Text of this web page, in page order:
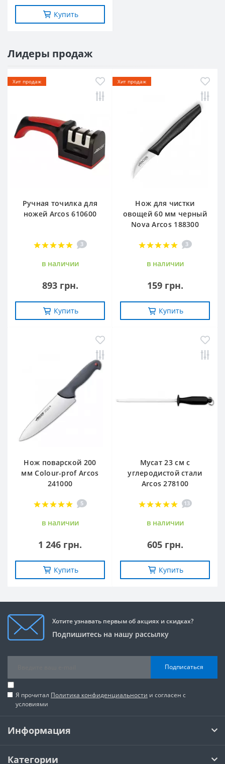
Купить
Лидеры продаж
Хит продаж
Ручная точилка для
ножей Arcos 610600
3
в наличии
893 грн.
Купить
Хит продаж
Нож для чистки
овощей 60 мм черный
Nova Arcos 188300
3
в наличии
159 грн.
Купить
Нож поварской 200
мм Сolour-prof Arcos
241000
5
в наличии
1 246 грн.
Купить
Мусат 23 см с
углеродистой стали
Arcos 278100
13
в наличии
605 грн.
Купить
Хотите узнавать первым об акциях и скидках?
Подпишитесь на нашу рассылку
Подписаться
Я прочитал Политика конфиденциальности и согласен с
условиями
Информация
Категории